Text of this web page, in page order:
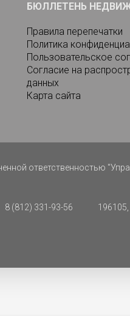
БЮЛЛЕТЕНЬ
Правила перепечатки
Политика
Пользовательское
Согласие на
данных
Карта сайта
ответственностью
8 (812) 331-93-56